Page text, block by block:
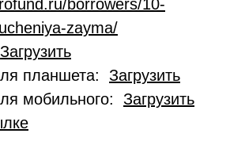
borrowers/10-
zayma/
Загрузить
планшета: Загрузить
мобильного: Загрузить